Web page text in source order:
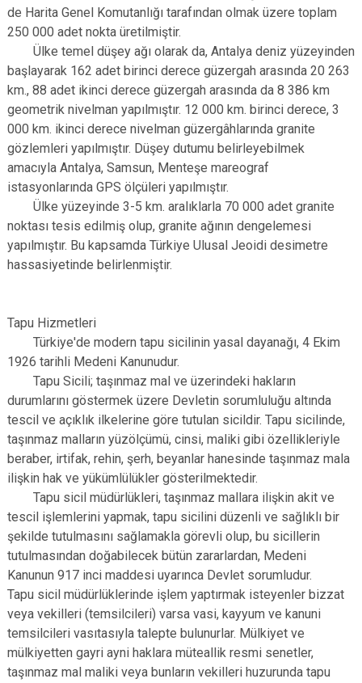
de Harita Genel Komutanlığı tarafından olmak üzere toplam
250 000 adet nokta üretilmiştir.
Ülke temel düşey ağı olarak da, Antalya deniz yüzeyinden
başlayarak 162 adet birinci derece güzergah arasında 20 263
km., 88 adet ikinci derece güzergah arasında da 8 386 km
geometrik nivelman yapılmıştır. 12 000 km. birinci derece, 3
000 km. ikinci derece nivelman güzergâhlarında granite
gözlemleri yapılmıştır. Düşey dutumu belirleyebilmek
amacıyla Antalya, Samsun, Menteşe mareograf
istasyonlarında GPS ölçüleri yapılmıştır.
Ülke yüzeyinde 3-5 km. aralıklarla 70 000 adet granite
noktası tesis edilmiş olup, granite ağının dengelemesi
yapılmıştır. Bu kapsamda Türkiye Ulusal Jeoidi desimetre
hassasiyetinde belirlenmiştir.
Tapu Hizmetleri
Türkiye'de modern tapu sicilinin yasal dayanağı, 4 Ekim
1926 tarihli Medeni Kanunudur.
Tapu Sicili; taşınmaz mal ve üzerindeki hakların
durumlarını göstermek üzere Devletin sorumluluğu altında
tescil ve açıklık ilkelerine göre tutulan sicildir. Tapu sicilinde,
taşınmaz malların yüzölçümü, cinsi, maliki gibi özellikleriyle
beraber, irtifak, rehin, şerh, beyanlar hanesinde taşınmaz mala
ilişkin hak ve yükümlülükler gösterilmektedir.
Tapu sicil müdürlükleri, taşınmaz mallara ilişkin akit ve
tescil işlemlerini yapmak, tapu sicilini düzenli ve sağlıklı bir
şekilde tutulmasını sağlamakla görevli olup, bu sicillerin
tutulmasından doğabilecek bütün zararlardan, Medeni
Kanunun 917 inci maddesi uyarınca Devlet sorumludur.
Tapu sicil müdürlüklerinde işlem yaptırmak isteyenler bizzat
veya vekilleri (temsilcileri) varsa vasi, kayyum ve kanuni
temsilcileri vasıtasıyla talepte bulunurlar. Mülkiyet ve
mülkiyetten gayri ayni haklara müteallik resmi senetler,
taşınmaz mal maliki veya bunların vekilleri huzurunda tapu